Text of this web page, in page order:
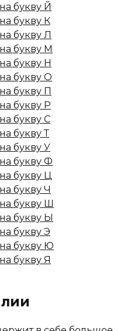
букву Й
букву К
букву Л
букву М
букву Н
букву О
букву П
букву Р
букву С
букву Т
букву У
букву Ф
букву Ц
букву Ч
букву Ш
букву Ы
букву Э
букву Ю
букву Я